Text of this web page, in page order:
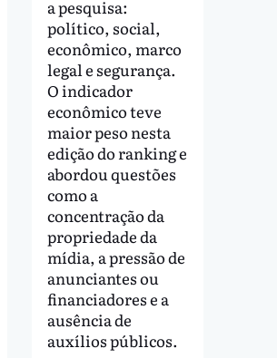
a pesquisa:
político, social,
econômico, marco
legal e segurança.
O indicador
econômico teve
maior peso nesta
edição do ranking e
abordou questões
como a
concentração da
propriedade da
mídia, a pressão de
anunciantes ou
financiadores e a
ausência de
auxílios públicos.